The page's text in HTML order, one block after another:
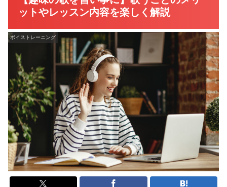
ットやレッスン内容を楽しく解説
ボイストレーニング